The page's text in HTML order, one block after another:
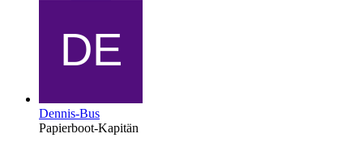
Dennis-Bus
Papierboot-Kapitän